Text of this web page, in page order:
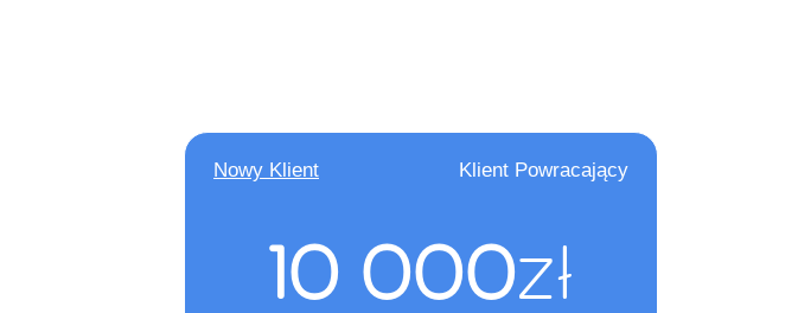
Nowy Klient Klient Powracający
10 000zł
AE:PL-75866-56446-VBGFB-22